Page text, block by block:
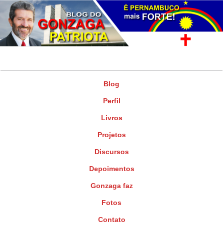
Blog
Perfil
Livros
Projetos
Discursos
Depoimentos
Gonzaga faz
Fotos
Contato